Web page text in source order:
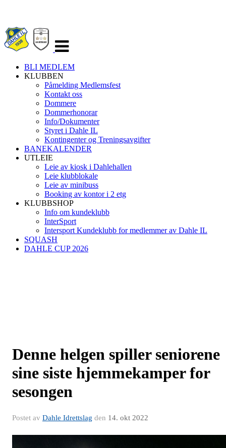
navigasjon
BLI MEDLEM
KLUBBEN
Påmelding Medlemsfest
Kontakt oss
Dommere
Dommerhonorar
Info/Dokumenter
Styret i Dahle IL
Kontingenter og Treningsavgifter
BANEKALENDER
UTLEIE
Leie av kiosk i Dahlehallen
Leie klubblokale
Leie av minibuss
Booking av kontor i 2 etg
KLUBBSHOP
Info om kundeklubb
InterSport
Intersport Kundeklubb for medlemmer av Dahle IL
SQUASH
DAHLE CUP 2026
Denne helgen spiller seniorene
sine siste hjemmekamper for
sesongen
Postet av Dahle Idrettslag den 14. okt 2022